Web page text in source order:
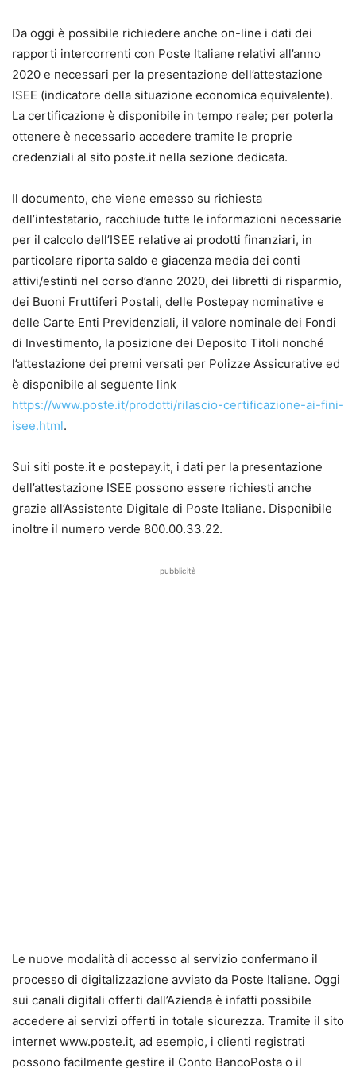
Da oggi è possibile richiedere anche on-line i dati dei
rapporti intercorrenti con Poste Italiane relativi all’anno
2020 e necessari per la presentazione dell’attestazione
ISEE (indicatore della situazione economica equivalente).
La certificazione è disponibile in tempo reale; per poterla
ottenere è necessario accedere tramite le proprie
credenziali al sito poste.it nella sezione dedicata.
Il documento, che viene emesso su richiesta
dell’intestatario, racchiude tutte le informazioni necessarie
per il calcolo dell’ISEE relative ai prodotti finanziari, in
particolare riporta saldo e giacenza media dei conti
attivi/estinti nel corso d’anno 2020, dei libretti di risparmio,
dei Buoni Fruttiferi Postali, delle Postepay nominative e
delle Carte Enti Previdenziali, il valore nominale dei Fondi
di Investimento, la posizione dei Deposito Titoli nonché
l’attestazione dei premi versati per Polizze Assicurative ed
è disponibile al seguente link
https://www.poste.it/prodotti/rilascio-certificazione-ai-fini-
isee.html.
Sui siti poste.it e postepay.it, i dati per la presentazione
dell’attestazione ISEE possono essere richiesti anche
grazie all’Assistente Digitale di Poste Italiane. Disponibile
inoltre il numero verde 800.00.33.22.
pubblicità
Le nuove modalità di accesso al servizio confermano il
processo di digitalizzazione avviato da Poste Italiane. Oggi
sui canali digitali offerti dall’Azienda è infatti possibile
accedere ai servizi offerti in totale sicurezza. Tramite il sito
internet www.poste.it, ad esempio, i clienti registrati
possono facilmente gestire il Conto BancoPosta o il